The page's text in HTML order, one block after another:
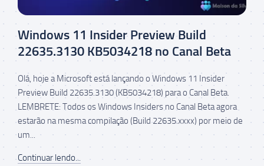
Windows 11 Insider Preview Build
22635.3130 KB5034218 no Canal Beta
Olá, hoje a Microsoft está lançando o Windows 11 Insider
Preview Build 22635.3130 (KB5034218) para o Canal Beta.
LEMBRETE: Todos os Windows Insiders no Canal Beta agora
estarão na mesma compilação (Build 22635.xxxx) por meio de
um...
Continuar lendo...